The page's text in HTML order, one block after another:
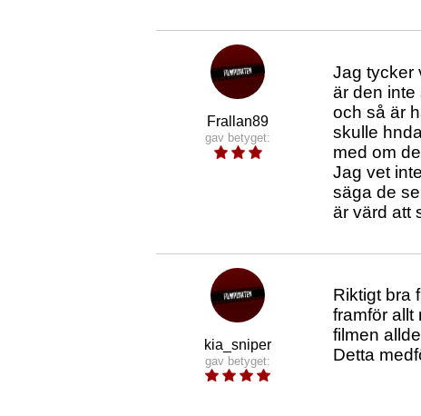
Frallan89
gav betyget:
Jag tycker
är den inte
och så är
skulle
med om
Jag vet
säga de
är värd att
kia_sniper
gav betyget:
Riktigt bra
framför allt
filmen
Detta